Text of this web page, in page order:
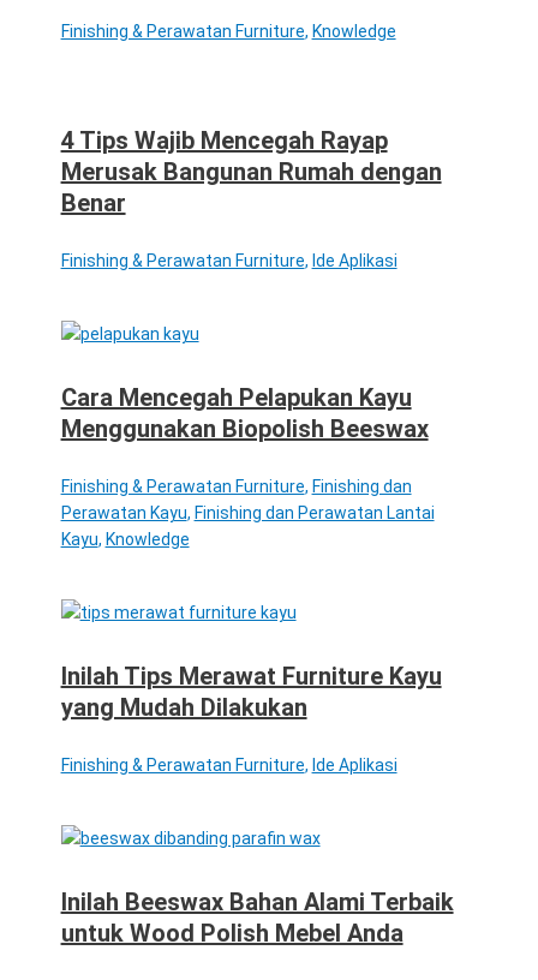
Finishing & Perawatan Furniture, Knowledge
4 Tips Wajib Mencegah Rayap
Merusak Bangunan Rumah dengan
Benar
Finishing & Perawatan Furniture, Ide Aplikasi
Cara Mencegah Pelapukan Kayu
Menggunakan Biopolish Beeswax
Finishing & Perawatan Furniture, Finishing dan
Perawatan Kayu, Finishing dan Perawatan Lantai
Kayu, Knowledge
Inilah Tips Merawat Furniture Kayu
yang Mudah Dilakukan
Finishing & Perawatan Furniture, Ide Aplikasi
Inilah Beeswax Bahan Alami Terbaik
untuk Wood Polish Mebel Anda